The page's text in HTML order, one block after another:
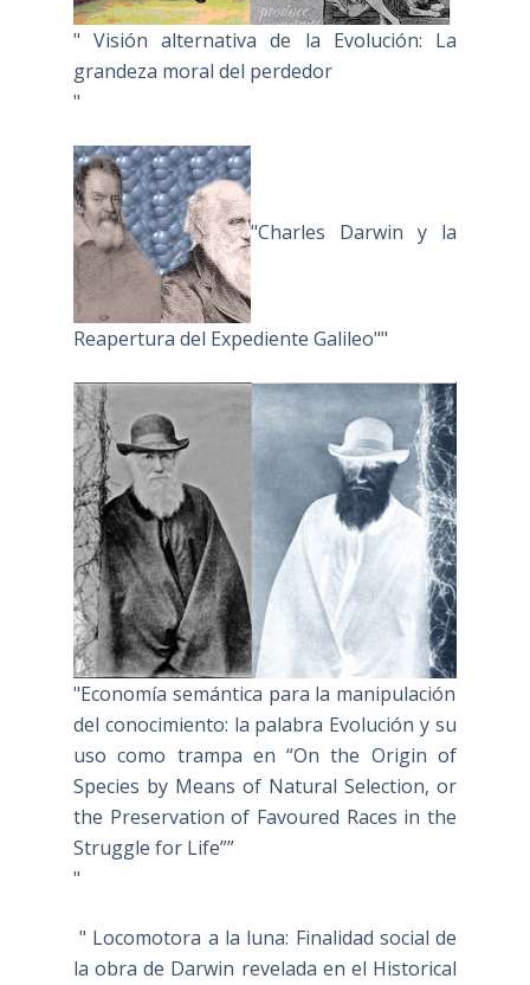
" Visión alternativa de la Evolución: La
grandeza moral del perdedor
"
"Charles Darwin y la
Reapertura del Expediente Galileo""
"Economía semántica para la manipulación
del conocimiento: la palabra Evolución y su
uso como trampa en “On the Origin of
Species by Means of Natural Selection, or
the Preservation of Favoured Races in the
Struggle for Life””
"
" Locomotora a la luna: Finalidad social de
la obra de Darwin revelada en el Historical